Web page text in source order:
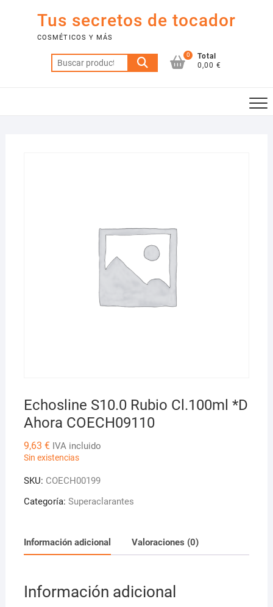
contenido
Tus secretos de tocador
COSMÉTICOS Y MÁS
Buscar
por:
0
Total
0,00 €
Echosline S10.0 Rubio Cl.100ml *D
Ahora COECH09110
9,63 € IVA incluido
Sin existencias
SKU: COECH00199
Categoría: Superaclarantes
Información adicional Valoraciones (0)
Información adicional